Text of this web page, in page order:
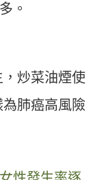
。
炒菜油煙使
肺癌高風險